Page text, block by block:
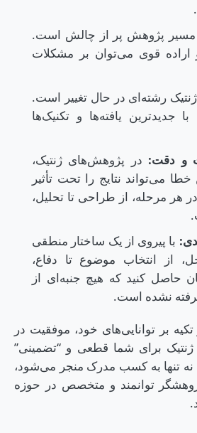
مسیر پژوهش پر از چالش است.
و اراده قوی می‌توان بر مشکلات
ژنتیک رشته‌ای در حال تغییر است.
جدیدترین یافته‌ها و تکنیک‌ها
و دقت: در پژوهش‌های ژنتیک،
می‌تواند نتایج را تحت تأثیر
هر مرحله، از طراحی تا تحلیل،
با پیروی از یک ساختار منطقی
از انتخاب موضوع تا دفاع،
حاصل کنید که هیچ جنبه‌ای از
نشده است.
بر توانایی‌های خود، موفقیت در
ژنتیک برای شما قطعی و “تضمینی”
نه تنها به کسب مدرک منجر می‌شود،
توانمند و متخصص در حوزه